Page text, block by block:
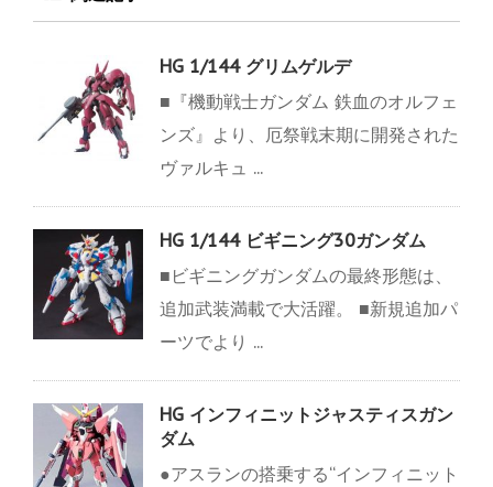
HG 1/144 グリムゲルデ
■『機動戦士ガンダム 鉄血のオルフェ
ンズ』より、厄祭戦末期に開発された
ヴァルキュ ...
HG 1/144 ビギニング30ガンダム
■ビギニングガンダムの最終形態は、
追加武装満載で大活躍。 ■新規追加パ
ーツでより ...
HG インフィニットジャスティスガン
ダム
●アスランの搭乗する“インフィニット